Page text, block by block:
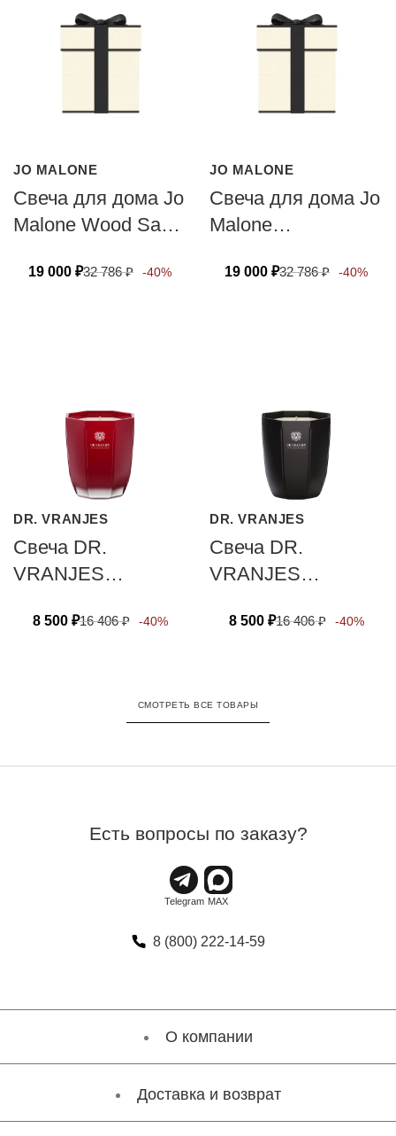
JO MALONE
Свеча для дома Jo
Malone Wood Sage
19 000 ₽32 786₽ -40%
JO MALONE
Свеча для дома Jo
Malone
200г
19 000 ₽32 786₽ -40%
DR. VRANJES
Свеча DR.
VRANJES
MELOGRANO 80
8 500 ₽16 406₽ -40%
DR. VRANJES
Свеча DR.
VRANJES
80 гр
8 500 ₽16 406₽ -40%
СМОТРЕТЬ ВСЕ ТОВАРЫ
Есть вопросы по заказу?
8 (800) 222-14-59
О компании
Доставка и возврат